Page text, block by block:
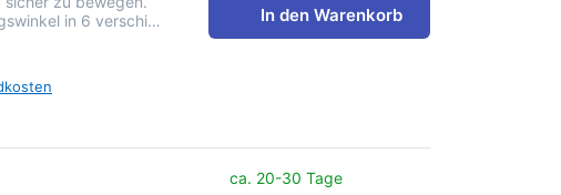
in 6 verschi…
In den Warenkorb
liegen noch keine Bewertungen vor.ca. 20-30 Tage